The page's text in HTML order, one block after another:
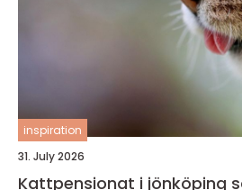
inspiration
31. July 2026
Kattpensionat i jönköping så hittar du en